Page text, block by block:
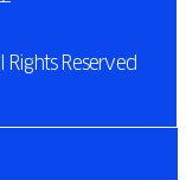
Reserved